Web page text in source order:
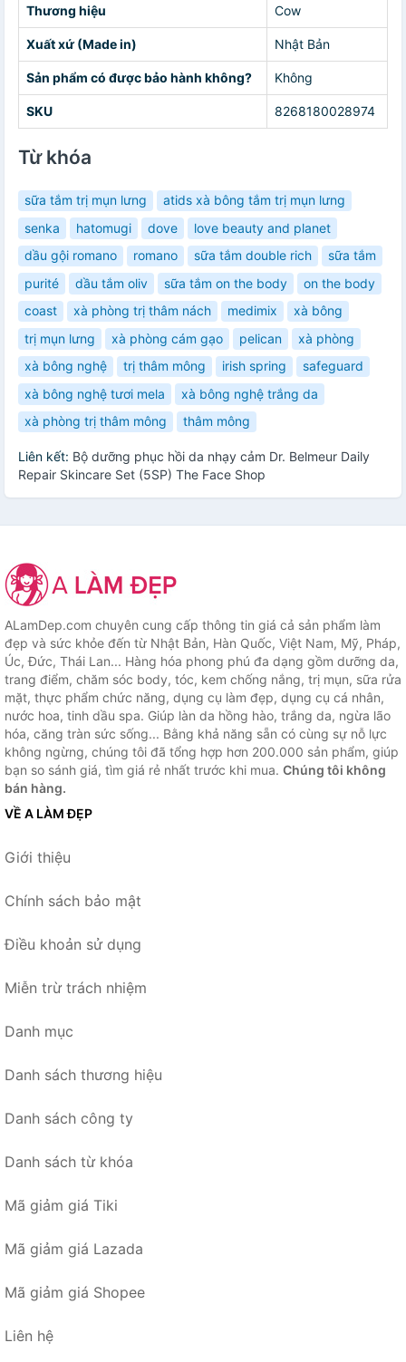
Thương hiệu Cow
Xuất xứ (Made in) Nhật Bản
Sản phẩm có được bảo hành không? Không
SKU 8268180028974
Từ khóa
sữa tắm trị mụn lưng
atids xà bông tắm trị mụn lưng
senka
hatomugi dove
love beauty and planet
dầu gội romano
romano sữa tắm double rich
sữa tắm
purité
dầu tắm oliv sữa tắm on the body
on the body
coast
xà phòng trị thâm nách medimix
xà bông
trị mụn lưng
xà phòng cám gạo pelican
xà phòng
xà bông nghệ
trị thâm mông irish spring
safeguard
xà bông nghệ tươi mela
xà bông nghệ trắng da
xà phòng trị thâm mông
thâm mông
Liên kết: Bộ dưỡng phục hồi da nhạy cảm Dr. Belmeur Daily
Repair Skincare Set (5SP) The Face Shop
ALamDep.com chuyên cung cấp thông tin giá cả sản phẩm làm
đẹp và sức khỏe đến từ Nhật Bản, Hàn Quốc, Việt Nam, Mỹ, Pháp,
Úc, Đức, Thái Lan... Hàng hóa phong phú đa dạng gồm dưỡng da,
trang điểm, chăm sóc body, tóc, kem chống nắng, trị mụn, sữa rửa
mặt, thực phẩm chức năng, dụng cụ làm đẹp, dụng cụ cá nhân,
nước hoa, tinh dầu spa. Giúp làn da hồng hào, trắng da, ngừa lão
hóa, căng tràn sức sống... Bằng khả năng sẵn có cùng sự nỗ lực
không ngừng, chúng tôi đã tổng hợp hơn 200.000 sản phẩm, giúp
bạn so sánh giá, tìm giá rẻ nhất trước khi mua. Chúng tôi không
bán hàng.
VỀ A LÀM ĐẸP
Giới thiệu
Chính sách bảo mật
Điều khoản sử dụng
Miễn trừ trách nhiệm
Danh mục
Danh sách thương hiệu
Danh sách công ty
Danh sách từ khóa
Mã giảm giá Tiki
Mã giảm giá Lazada
Mã giảm giá Shopee
Liên hệ